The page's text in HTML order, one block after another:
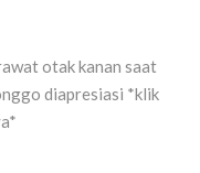
otak kanan saat
diapresiasi *klik